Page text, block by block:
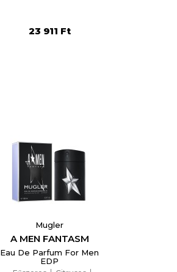
23 911 Ft
Mugler
A MEN FANTASM
Eau De Parfum For Men
EDP